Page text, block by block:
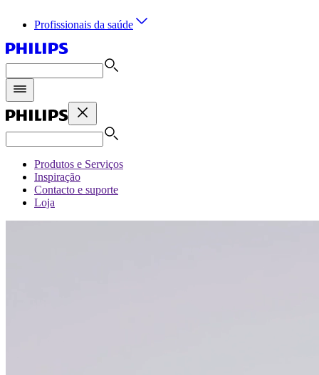
Profissionais da saúde
Produtos e Serviços
Inspiração
Contacto e suporte
Loja